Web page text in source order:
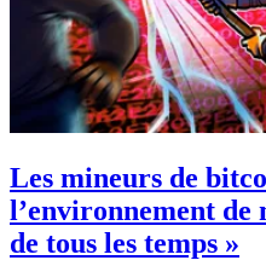
Les mineurs de
l’environnement
de tous les temps »